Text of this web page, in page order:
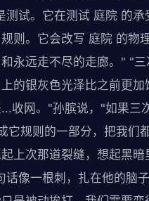
测试。它在测试 庭院 的
则。它会改写 庭院 的物
永远走不尽的走廊。" "
的银灰色光泽比之前更
收网。"孙膑说，"如果三
它规则的一部分，把我们
上次那道裂缝，想起黑
话像一根刺，扎在他的脑